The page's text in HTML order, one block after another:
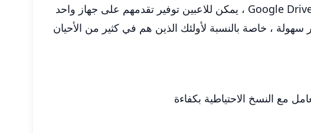
سحابة حفظ ومزامنة ميزة ابني! يوفر ميزة فريدة للاعبين الذين يستخدمون أجهزة متعددة. مع تكامل Google Drive ، يمكن للاعبين توفير تقدمهم على جهاز واحد
، خاصة بالنسبة لأولئك الذين هم في كثير من الأحيان
مع النسخ الاحتياطية بكفاءة